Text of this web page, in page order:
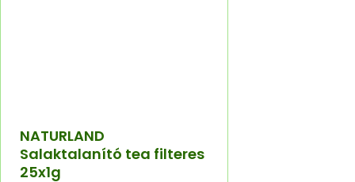
NATURLAND
Salaktalanító tea filteres
25x1g